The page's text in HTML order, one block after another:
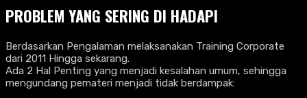
PROBLEM YANG SERING DI HADAPI
Berdasarkan Pengalaman melaksanakan Training Corporate
dari 2011 Hingga sekarang.
Ada 2 Hal Penting yang menjadi kesalahan umum, sehingga
mengundang pemateri menjadi tidak berdampak: